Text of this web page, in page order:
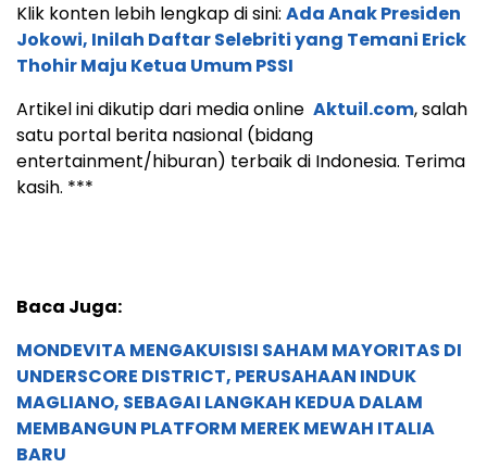
Klik konten lebih lengkap di sini: Ada Anak Presiden
Jokowi, Inilah Daftar Selebriti yang Temani Erick
Thohir Maju Ketua Umum PSSI
Artikel ini dikutip dari media online Aktuil.com, salah
satu portal berita nasional (bidang
entertainment/hiburan) terbaik di Indonesia. Terima
kasih. ***
Baca Juga:
MONDEVITA MENGAKUISISI SAHAM MAYORITAS DI
UNDERSCORE DISTRICT, PERUSAHAAN INDUK
MAGLIANO, SEBAGAI LANGKAH KEDUA DALAM
MEMBANGUN PLATFORM MEREK MEWAH ITALIA
BARU